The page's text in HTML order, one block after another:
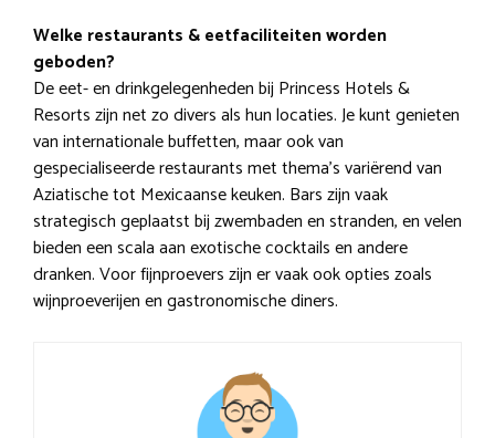
Welke restaurants & eetfaciliteiten worden
geboden?
De eet- en drinkgelegenheden bij Princess Hotels &
Resorts zijn net zo divers als hun locaties. Je kunt genieten
van internationale buffetten, maar ook van
gespecialiseerde restaurants met thema’s variërend van
Aziatische tot Mexicaanse keuken. Bars zijn vaak
strategisch geplaatst bij zwembaden en stranden, en velen
bieden een scala aan exotische cocktails en andere
dranken. Voor fijnproevers zijn er vaak ook opties zoals
wijnproeverijen en gastronomische diners.